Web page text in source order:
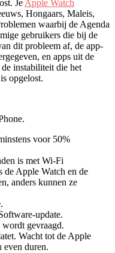
Je Apple Watch
Hongaars, Maleis,
waarbij de Agenda
gebruikers die bij de
dit probleem af, de app-
en apps uit de
instabiliteit die het
opgelost.
voor 50%
is met Wi-Fi
de Apple Watch en de
anders kunnen ze
update.
wordt gevraagd.
Wacht tot de Apple
even duren.